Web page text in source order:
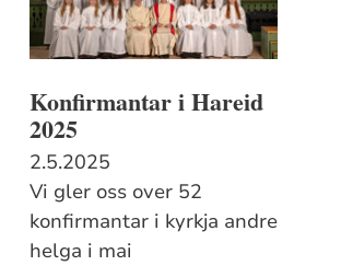
Konfirmantar i Hareid
2025
2.5.2025
Vi gler oss over 52
konfirmantar i kyrkja andre
helga i mai